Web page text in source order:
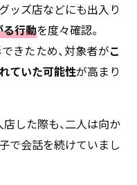
ッズ店などにも出入り
る行動を度々確認。
きたため、対象者がこ
ていた可能性が高まり
した際も、二人は向か
で会話を続けていまし